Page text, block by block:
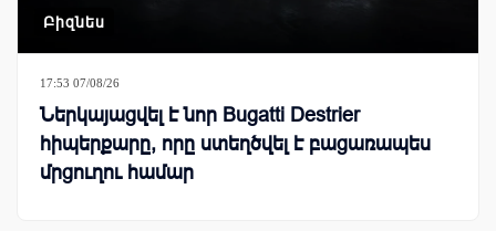
Բիզնես
17:53 07/08/26
Ներկայացվել է նոր Bugatti Destrier
հիպերքարը, որը ստեղծվել է բացառապես
մրցուղու համար